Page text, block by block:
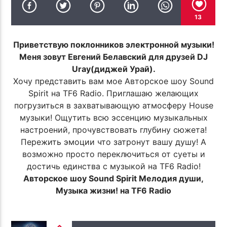
TF R.MELMONT
CONTEMPLATION OF TRUTH
TF6 Radio
13
Приветствую поклонников электронной музыки!
Меня зовут Евгений Белавский для друзей DJ
Uray(диджей Урай).
Хочу представить вам мое Авторское шоу Sound
Spirit на TF6 Radio. Приглашаю желающих
погрузиться в захватывающую атмосферу House
музыки! Ощутить всю эссенцию музыкальных
настроений, прочувствовать глубину сюжета!
Пережить эмоции что затронут вашу душу! А
возможно просто переключиться от суеты и
достичь единства с музыкой на TF6 Radio!
Авторское шоу Sound Spirit Мелодия души,
Музыка жизни! на TF6 Radio